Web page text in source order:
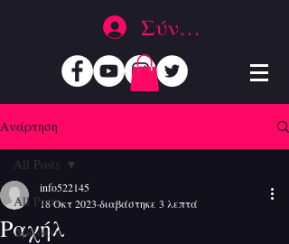
Σύνδεση
Ανάρτηση
All Posts
Δράσεις
All Posts
Ραχήλ
info522145
18 Οκτ 2023 διαβάστηκε 3 λεπτά